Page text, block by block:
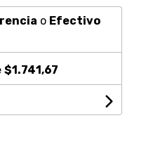
o Efectivo
$1.741,67